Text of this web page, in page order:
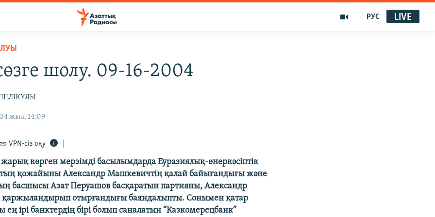
РУС LIVE
шолу. 09-16-2004
жыл, 14:09
VPN-сіз оқу
жарық көрген мерзімді басылымдарда Еуразиялық-өнеркәсіптік
қожайыны Александр Машкевичтің қалай байығандығы және
басшысы Азат Перуашов басқаратын партияны, Александр
отырғандығы баяндалыпты. Сонымен қатар
ең ірі банктердің бірі болып саналатын “Казкомерецбанк”